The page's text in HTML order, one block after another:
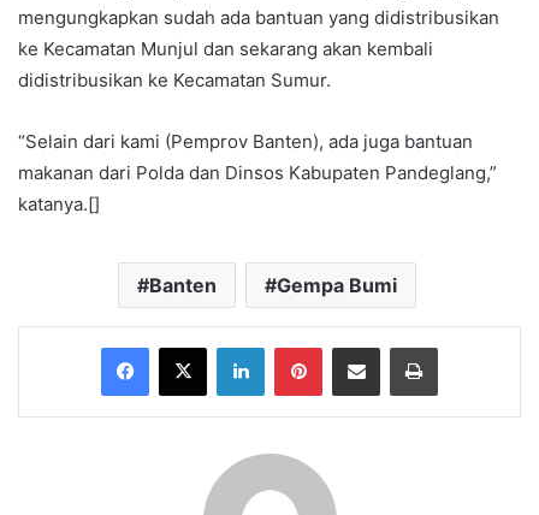
mengungkapkan sudah ada bantuan yang didistribusikan
ke Kecamatan Munjul dan sekarang akan kembali
didistribusikan ke Kecamatan Sumur.
“Selain dari kami (Pemprov Banten), ada juga bantuan
makanan dari Polda dan Dinsos Kabupaten Pandeglang,”
katanya.[]
Banten Gempa Bumi
Facebook
X LinkedInPinterestShare via Email Print